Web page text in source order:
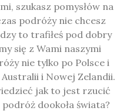
szukasz pomysłów na
podróży nie chcesz
to trafiłeś pod dobry
się z Wami naszymi
nie tylko po Polsce i
i Nowej Zelandii.
jak to jest rzucić
dookoła świata?